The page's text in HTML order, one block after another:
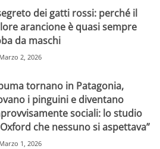
dei gatti rossi: perché il
arancione è quasi sempre
da maschi
Marzo 2, 2026
tornano in Patagonia,
i pinguini e diventano
sociali: lo studio
che nessuno si aspettava”
Marzo 1, 2026